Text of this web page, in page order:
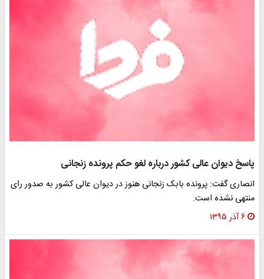
پاسخ دیوان عالی کشور درباره لغو حکم پرونده زنجانی
انصاری گفت: پرونده بابک زنجانی هنوز در دیوان عالی کشور به صدور رای
منتهی نشده است.
۶ آذر ۱۳۹۵